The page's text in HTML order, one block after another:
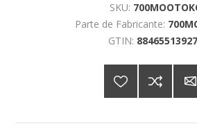
SKU:
Parte de Fabricante:
GTIN: